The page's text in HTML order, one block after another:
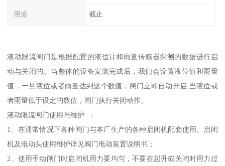
用途 截止
液动限流闸门是根据配置的液位计和雨量传感器探测的数据进行启
动与关闭的。当整体的设备安装完成后，我们会设置液位值和雨量
值，一旦液位或者雨量达到这个数值，闸门立即自动开启;当液位或
者雨量低于设定的数值，闸门执行关闭动作。
液动限流闸门使用与维护 ：
1、在通常情况下各种闸门与本厂生产的各种启闭机配套使用。启闭
机及电动头使用维护详见阀门电动装置说明书；
2、使用手动闸门时启闭机用力要均匀，不要在起升或关闭时用力过